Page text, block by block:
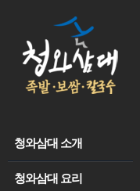
청와삼대 소개
청와삼대 요리